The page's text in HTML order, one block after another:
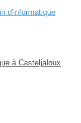
d'informatique
à Casteljaloux